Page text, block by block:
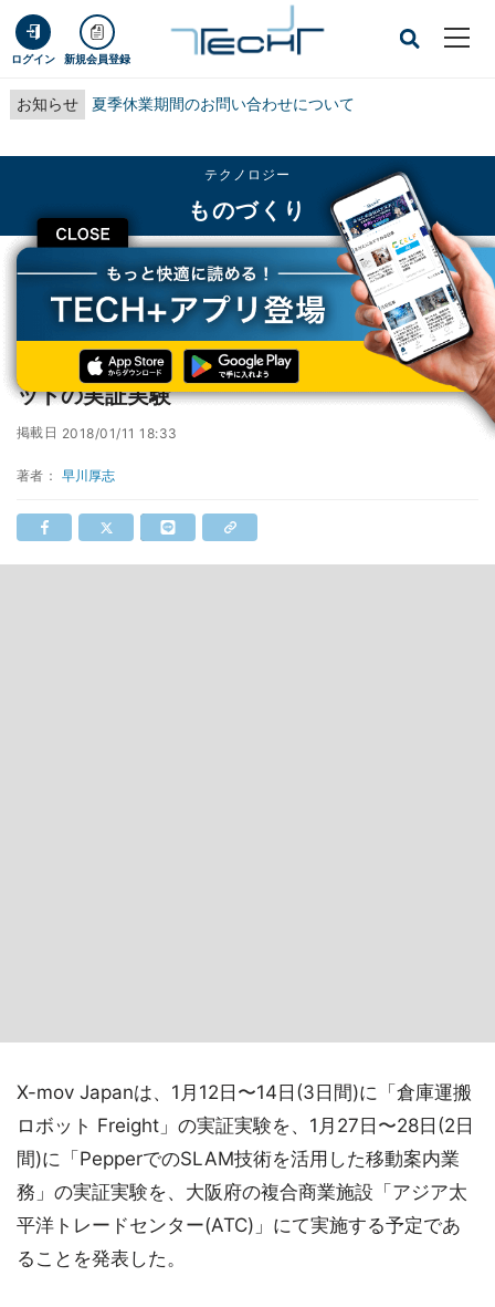
ログイン 新規会員登録
お知らせ 夏季休業期間のお問い合わせについて
CLOSE
テクノロジー
ものづくり
TECH+ テクノロジー
ものづくり
Pepperが自走して道案内 - 大阪・ATCでロボットの実証実験
Pepperが自走して道案内 - 大阪・ATCでロボ
ットの実証実験
掲載日 2018/01/11 18:33
著者： 早川厚志
X-mov Japanは、1月12日〜14日(3日間)に「倉庫運搬
ロボット Freight」の実証実験を、1月27日〜28日(2日
間)に「PepperでのSLAM技術を活用した移動案内業
務」の実証実験を、大阪府の複合商業施設「アジア太
平洋トレードセンター(ATC)」にて実施する予定であ
ることを発表した。